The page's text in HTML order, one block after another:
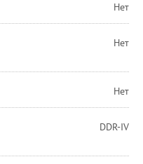
Нет
Нет
Нет
DDR-IV